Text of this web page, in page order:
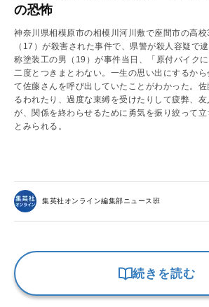
の恐怖
神奈川県相模原市の相模川河川敷で座間市の高
（17）が殺害された事件で、県警が殺人容疑で
称塗装工の男（19）が事件当日、「原付バイク
二度とつきまとわない。一生の思い出にするか
て佐藤さんを呼び出していたことがわかった。
るわれたり、過度な束縛を受けたりして疲弊、
が、関係を終わらせるために勇気を振り絞って
とみられる。
集英社オンライン編集部ニュース班
続きを読む